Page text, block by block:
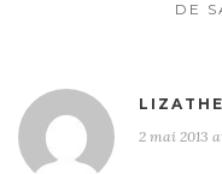
DE
2 mai 2013